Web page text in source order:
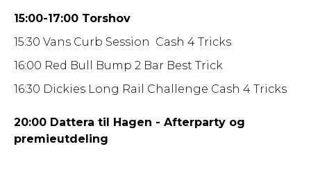
15:00-17:00 Torshov
15:30 Vans Curb Session Cash 4 Tricks
16:00 Red Bull Bump 2 Bar Best Trick
16:30 Dickies Long Rail Challenge Cash 4 Tricks
20:00 Dattera til Hagen - Afterparty og
premieutdeling